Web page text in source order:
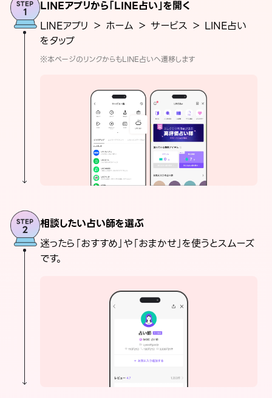
LINEアプリから「LINE占い」を開く
LINEアプリ ＞ ホーム ＞ サービス ＞ LINE占い
をタップ
※本ページのリンクからもLINE占いへ遷移します
相談したい占い師を選ぶ
迷ったら「おすすめ」や「おまかせ」を使うとスムーズ
です。